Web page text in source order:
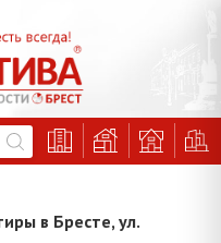
в Бресте, ул.